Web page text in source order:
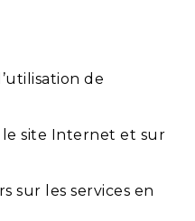
de
le site Internet et sur
sur les services en